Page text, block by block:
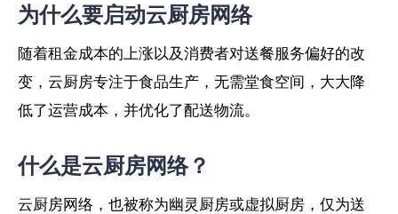
为什么要启动云厨房网络
随着租金成本的上涨以及消费者对送餐服务偏好的改
变，云厨房专注于食品生产，无需堂食空间，大大降
低了运营成本，并优化了配送物流。
什么是云厨房网络？
云厨房网络，也被称为幽灵厨房或虚拟厨房，仅为送